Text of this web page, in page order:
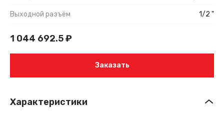
Выходной разъём 1/2 "
1 044 692.5₽
Заказать
Характеристики